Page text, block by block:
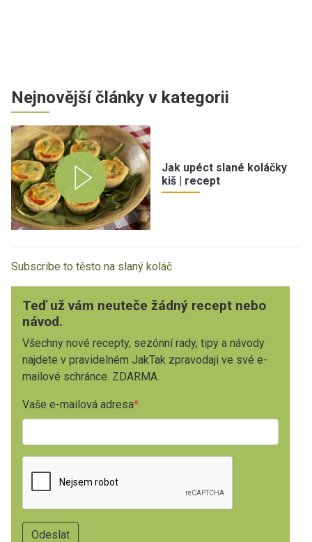
Nejnovější články v kategorii
Jak upéct slané koláčky
kiš | recept
Subscribe to těsto na slaný koláč
Teď už vám neuteče žádný recept nebo
návod.
Všechny nové recepty, sezónní rady, tipy a návody
najdete v pravidelném JakTak zpravodaji ve své e-
mailové schránce. ZDARMA.
Vaše e-mailová adresa